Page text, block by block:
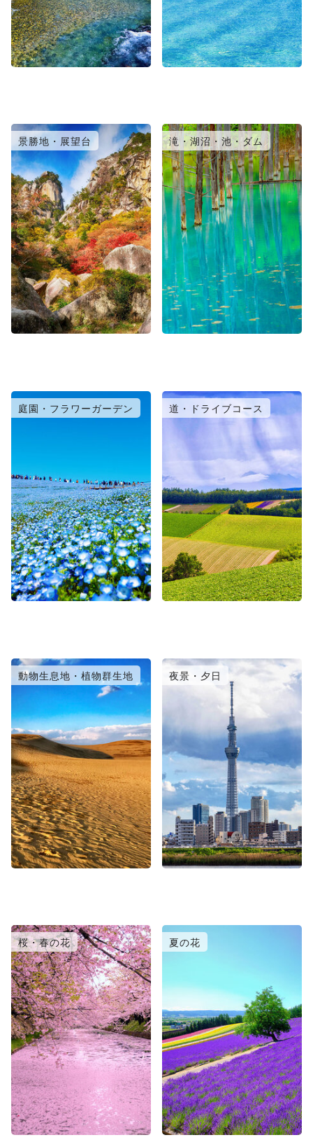
景勝地・展望台 滝・湖沼・池・ダム
庭園・フラワーガーデン 道・ドライブコース
動物生息地・植物群生地 夜景・夕日
桜・春の花 夏の花